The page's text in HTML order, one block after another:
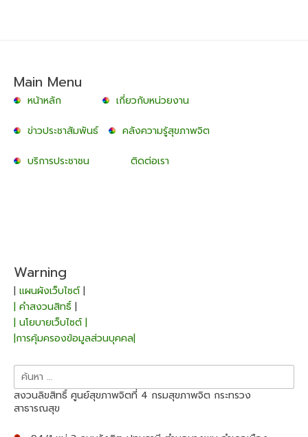
Main Menu
หน้าหลัก เกี่ยวกับหน่วยงาน
ข่าวประชาสัมพันธ์ คลังความรู้สุขภาพจิต
บริการประชาชน ติดต่อเรา
Warning
| แผนผังเว็บไซต์|
| คำสงวนสิทธิ์ |
| นโยบายเว็บไซต์ |
|การคุ้มครองข้อมูลส่วนบุคคล|
ค้นหา
สำหรับ:
สงวนลิขสิทธิ์ ศูนย์สุขภาพจิตที่ 4 กรมสุขภาพจิต กระทรวง
สาธารณสุข